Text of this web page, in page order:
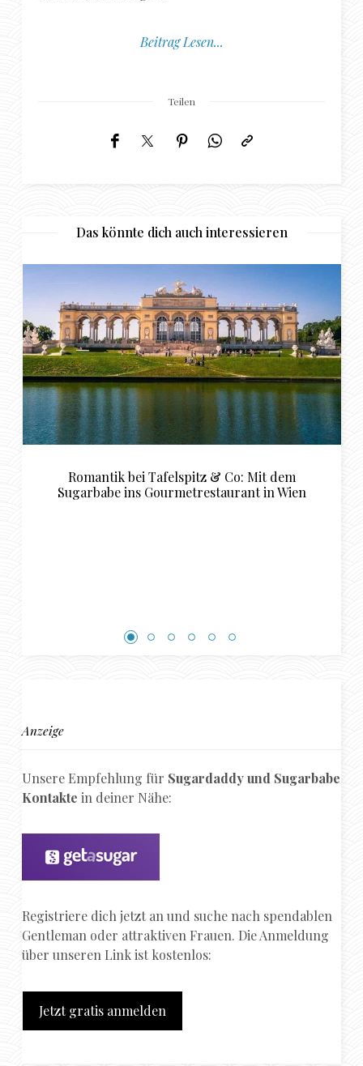
Beitrag Lesen...
Teilen
Das könnte dich auch interessieren
Luxuriöse Restaurant Empfehlungen für
perfekte Sugardaddy und Sugarbabe
Anzeige
Unsere Empfehlung für Sugardaddy und Sugarbabe
Kontakte in deiner Nähe:
Registriere dich jetzt an und suche nach spendablen
Gentleman oder attraktiven Frauen. Die Anmeldung
über unseren Link ist kostenlos:
Jetzt gratis anmelden